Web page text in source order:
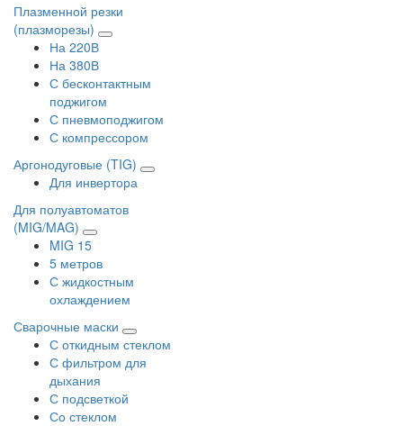
Плазменной резки
(плазморезы)
На 220В
На 380В
С бесконтактным
поджигом
С пневмоподжигом
С компрессором
Аргонодуговые (TIG)
Для инвертора
Для полуавтоматов
(MIG/MAG)
MIG 15
5 метров
С жидкостным
охлаждением
Сварочные маски
С откидным стеклом
С фильтром для
дыхания
С подсветкой
Со стеклом